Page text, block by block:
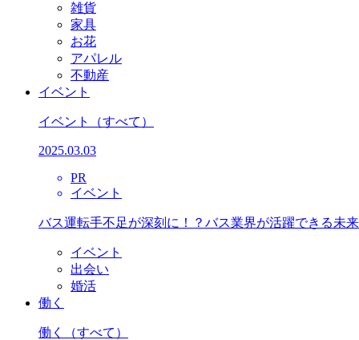
雑貨
家具
お花
アパレル
不動産
イベント
イベント （すべて）
2025.03.03
PR
イベント
バス運転手不足が深刻に！？バス業界が活躍できる未
イベント
出会い
婚活
働く
働く （すべて）